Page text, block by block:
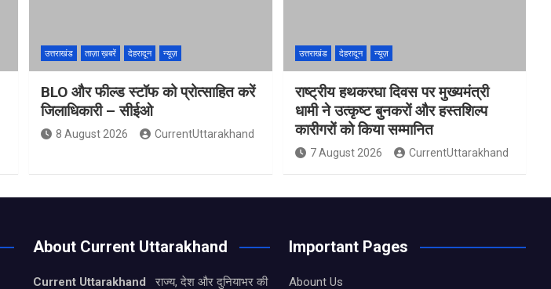
उत्तराखंड ताज़ा ख़बरें देहरादून न्यूज़
BLO और फील्ड स्टॉफ को प्रोत्साहित करें
जिलाधिकारी – सीईओ
8 August 2026 CurrentUttarakhand
उत्तराखंड देहरादून न्यूज़
राष्ट्रीय हथकरघा दिवस पर मुख्यमंत्री
धामी ने उत्कृष्ट बुनकरों और हस्तशिल्प
कारीगरों को किया सम्मानित
7 August 2026 CurrentUttarakhand
About Current Uttarakhand
Current Uttarakhand राज्य, देश और दुनियाभर की
Important Pages
Abount Us